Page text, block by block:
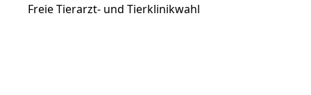
Freie Tierarzt- und Tierklinikwahl